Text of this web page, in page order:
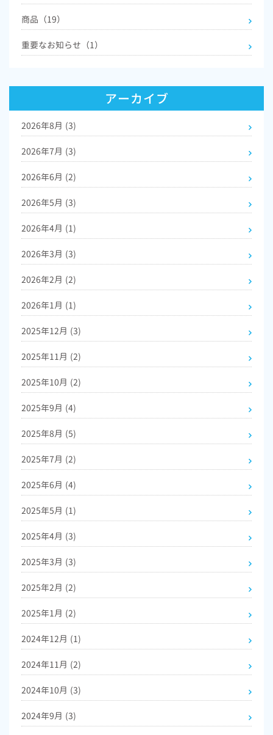
商品（19）
重要なお知らせ（1）
アーカイブ
2026年8月 (3)
2026年7月 (3)
2026年6月 (2)
2026年5月 (3)
2026年4月 (1)
2026年3月 (3)
2026年2月 (2)
2026年1月 (1)
2025年12月 (3)
2025年11月 (2)
2025年10月 (2)
2025年9月 (4)
2025年8月 (5)
2025年7月 (2)
2025年6月 (4)
2025年5月 (1)
2025年4月 (3)
2025年3月 (3)
2025年2月 (2)
2025年1月 (2)
2024年12月 (1)
2024年11月 (2)
2024年10月 (3)
2024年9月 (3)